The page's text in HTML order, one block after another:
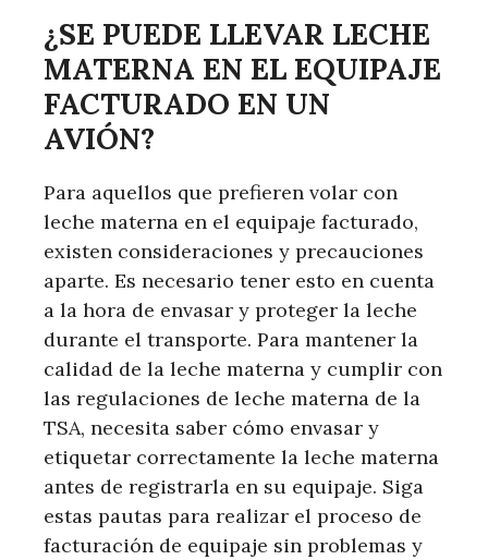
¿SE PUEDE LLEVAR LECHE
MATERNA EN EL EQUIPAJE
FACTURADO EN UN
AVIÓN?
Para aquellos que prefieren volar con
leche materna en el equipaje facturado,
existen consideraciones y precauciones
aparte. Es necesario tener esto en cuenta
a la hora de envasar y proteger la leche
durante el transporte. Para mantener la
calidad de la leche materna y cumplir con
las regulaciones de leche materna de la
TSA, necesita saber cómo envasar y
etiquetar correctamente la leche materna
antes de registrarla en su equipaje. Siga
estas pautas para realizar el proceso de
facturación de equipaje sin problemas y